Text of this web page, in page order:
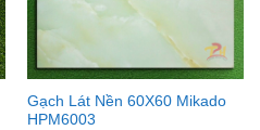
Gạch Lát Nền 60X60 Mikado
HPM6003